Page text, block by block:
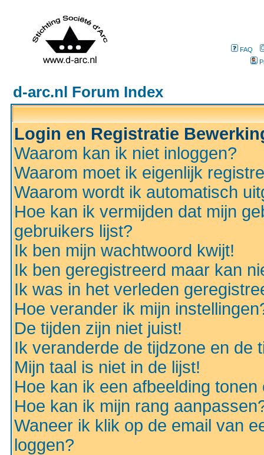
FAQ
d-arc.nl Forum Index
Login en Registratie
Waarom kan ik niet inloggen?
Waarom moet ik eigenlijk
Waarom wordt ik automatisch
Hoe kan ik vermijden dat mijn
gebruikers lijst?
Ik ben mijn wachtwoord kwijt!
Ik ben geregistreerd maar kan
Ik was in het verleden
Hoe verander ik mijn
De tijden zijn niet juist!
Ik veranderde de tijdzone en de
Mijn taal is niet in de lijst!
Hoe kan ik een afbeelding
Hoe kan ik mijn rang
Waneer ik klik op de email van
loggen?